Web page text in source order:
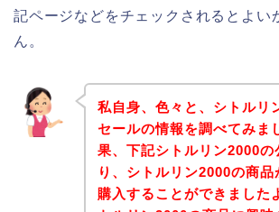
記ページなどをチェックされるとよい
ん。
私自身、色々と、シトルリ
セールの情報を調べてみま
果、下記シトルリン2000の
り、シトルリン2000の商
購入することができました